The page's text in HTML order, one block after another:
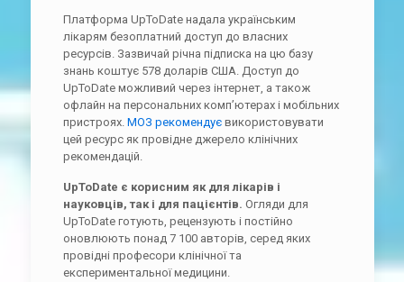
Платформа UpToDate надала українським
лікарям безоплатний доступ до власних
ресурсів. Зазвичай річна підписка на цю базу
знань коштує 578 доларів США. Доступ до
UpToDate можливий через інтернет, а також
офлайн на персональних комп’ютерах і мобільних
пристроях. МОЗ рекомендує використовувати
цей ресурс як провідне джерело клінічних
рекомендацій.
UpToDate є корисним як для лікарів і
науковців, так і для пацієнтів. Огляди для
UpToDate готують, рецензують і постійно
оновлюють понад 7 100 авторів, серед яких
провідні професори клінічної та
експериментальної медицини.